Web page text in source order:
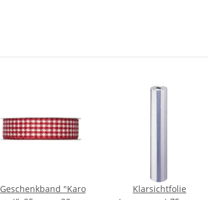
Geschenkband "Karo
Klarsichtfolie